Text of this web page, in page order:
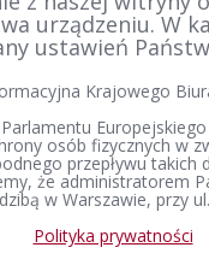
urządzeniu. W
ustawień
Krajowego
osób fizycznych w
przepływu takich
że administratorem
w Warszawie, przy
Polityka prywatności